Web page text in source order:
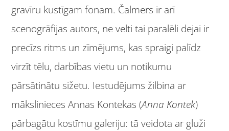
gravīru kustīgam fonam. Čalmers ir arī
scenogrāfijas autors, ne velti tai paralēli dejai ir
precīzs ritms un zīmējums, kas spraigi palīdz
virzīt tēlu, darbības vietu un notikumu
pārsātinātu sižetu. Iestudējums žilbina ar
mākslinieces Annas Kontekas (Anna Kontek)
pārbagātu kostīmu galeriju: tā veidota ar gluži